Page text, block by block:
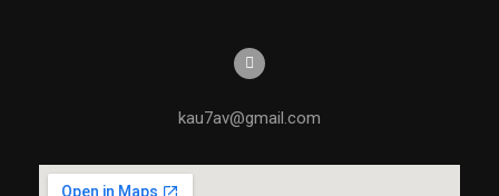
kau7av@gmail.com